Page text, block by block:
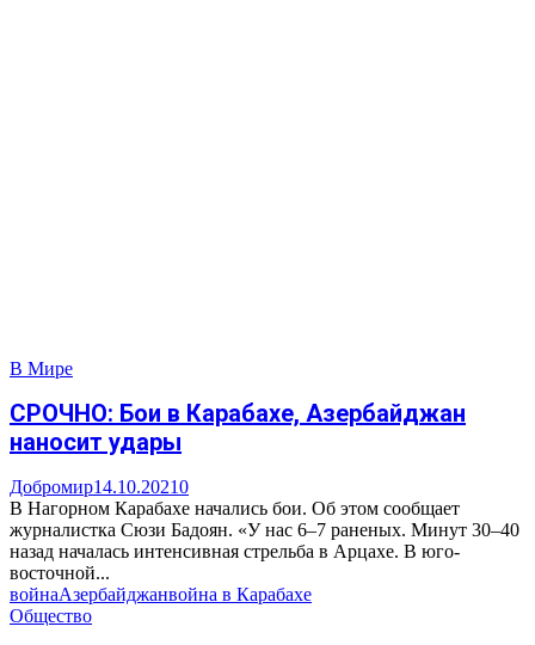
В Мире
СРОЧНО: Бои в Карабахе, Азербайджан
наносит удары
Добромир14.10.20210
В Нагорном Карабахе начались бои. Об этом сообщает
журналистка Сюзи Бадоян. «У нас 6–7 раненых. Минут 30–40
назад началась интенсивная стрельба в Арцахе. В юго-
восточной...
войнаАзербайджанвойна в Карабахе
Общество